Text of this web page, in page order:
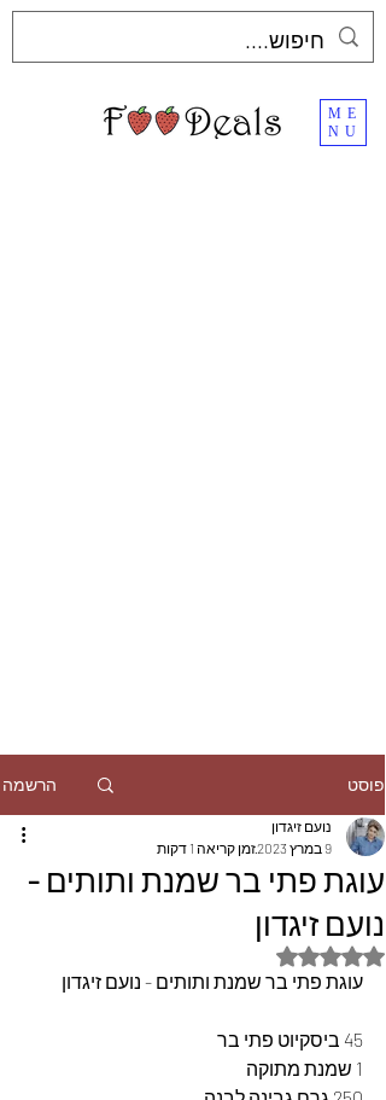
ME
NU
פוסט הרשמה
עוגת פתי בר שמנת ותותים -
נועם זיגדון
נועם זיגדון
9 במרץ 2023
זמן קריאה 1 דקות
דירוג של NaN מתוך 5 כוכבים
עוגת פתי בר שמנת ותותים - נועם זיגדון
45 ביסקיוט פתי בר
1 שמנת מתוקה